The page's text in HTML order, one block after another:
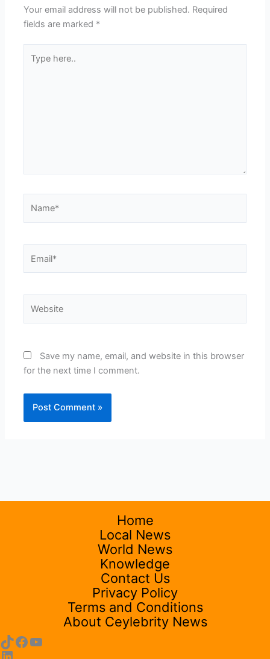
Your email address will not be published. Required
fields are marked *
here..
Save my name, email, and website in this browser
for the next time I comment.
Home
Local News
World News
Knowledge
Contact Us
Privacy Policy
Terms and Conditions
About Ceylebrity News